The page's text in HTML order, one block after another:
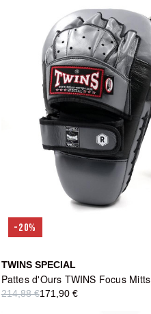
-20%
TWINS SPECIAL
Pattes d'Ours TWINS Focus
214,88 €171,90 €